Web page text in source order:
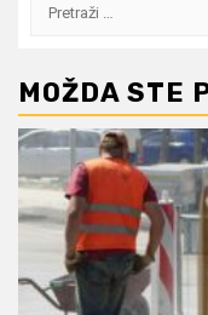
MOŽDA STE